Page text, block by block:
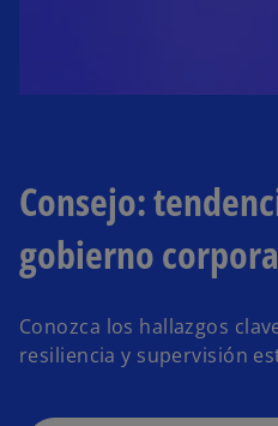
Consejo:
gobierno
Conozca los hallazgos
resiliencia y supervisión